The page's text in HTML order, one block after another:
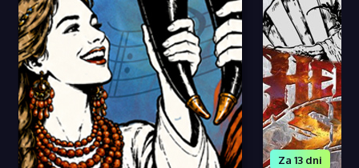
Za 13 dni